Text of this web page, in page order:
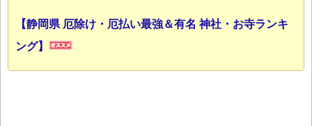
【静岡県 厄除け・厄払い最強＆有名 神社・お寺ランキ
ング】